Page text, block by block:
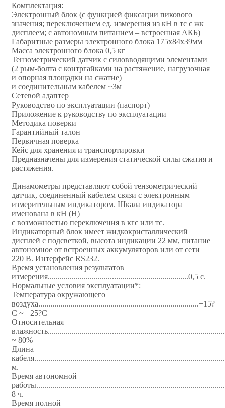
Комплектация:
Электронный блок (с функцией фиксации пикового
значения; переключением ед. измерения из кН в тс с жк
дисплеем; с автономным питанием – встроенная АКБ)
Габаритные размеры электронного блока 175х84х39мм
Масса электронного блока 0,5 кг
Тензометрический датчик с силовводящими элементами
(2 рым-болта с контргайками на растяжение, нагрузочная
и опорная площадки на сжатие)
и соединительным кабелем ~3м
Сетевой адаптер
Руководство по эксплуатации (паспорт)
Приложение к руководству по эксплуатации
Методика поверки
Гарантийный талон
Первичная поверка
Кейс для хранения и транспортировки
Предназначены для измерения статической силы сжатия и
растяжения.
Динамoметры представляют собой тензометрический
датчик, соединенный кабелем связи с электронным
измерительным индикатором. Шкала индикатора
именована в кН (Н)
с возможностью переключения в кгс или тс.
Индикаторный блок имеет жидкокристаллический
дисплей с подсветкой, высота индикации 22 мм, питание
автономное от встроенных аккумуляторов или от сети
220 В. Интерфейс RS232.
Время установления результатов
измерения......................................................................0,5 с.
Нормальные условия эксплуатации*:
Температура окружающего
воздуха................................................................................+15?
С ~ +25?С
Относительная
~ 80%
Длина
м.
Время автономной
8 ч.
Время полной